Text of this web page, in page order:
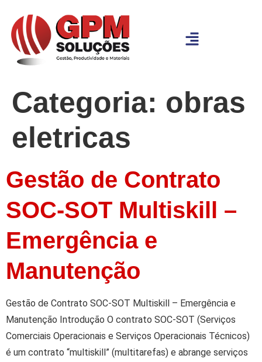
Categoria: obras
eletricas
Gestão de Contrato
SOC-SOT Multiskill –
Emergência e
Manutenção
Gestão de Contrato SOC-SOT Multiskill – Emergência e
Manutenção Introdução O contrato SOC-SOT (Serviços
Comerciais Operacionais e Serviços Operacionais Técnicos)
é um contrato “multiskill” (multitarefas) e abrange serviços